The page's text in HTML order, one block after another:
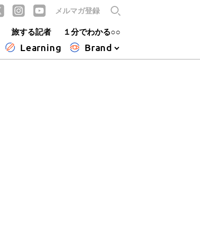
旅する記者 １分でわかる○○
Learning Brand
メルマガ登録